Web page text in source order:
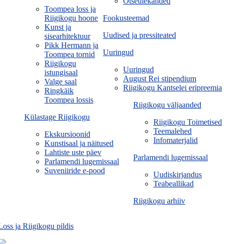
Fookusteemad
Uudised ja pressiteated
Uuringud
Uuringud
August Rei stipendium
Riigikogu Kantselei eripreemia
Riigikogu väljaanded
Riigikogu Toimetised
Teemalehed
Infomaterjalid
Parlamendi lugemissaal
Uudiskirjandus
Teabeallikad
Riigikogu arhiiv
Toompea loss ja
Riigikogu hoone
Kunst ja
sisearhitektuur
Pikk Hermann ja
Toompea tornid
Riigikogu
istungisaal
Valge saal
Ringkäik
Toompea lossis
Külastage Riigikogu
Ekskursioonid
Kunstisaal ja näitused
Lahtiste uste päev
Parlamendi lugemissaal
Suveniiride e-pood
ja Riigikogu pildis